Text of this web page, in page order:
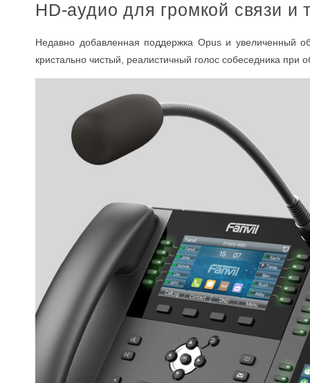
HD-аудио для громкой связи и
Недавно добавленная поддержка Opus и увеличенный
кристально чистый, реалистичный голос собеседника при